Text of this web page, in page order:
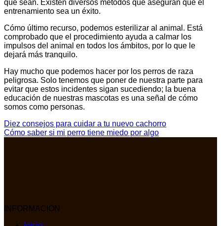
que sean. Existen diversos métodos que aseguran que el
entrenamiento sea un éxito.
Cómo último recurso, podemos esterilizar al animal. Está
comprobado que el procedimiento ayuda a calmar los
impulsos del animal en todos los ámbitos, por lo que le
dejará más tranquilo.
Hay mucho que podemos hacer por los perros de raza
peligrosa. Solo tenemos que poner de nuestra parte para
evitar que estos incidentes sigan sucediendo; la buena
educación de nuestras mascotas es una señal de cómo
somos como personas.
Diez consejos para cuidar a tu nuevo cachorro
Cómo saber si mi perro tiene miedo por algo
INFORMACIÓN